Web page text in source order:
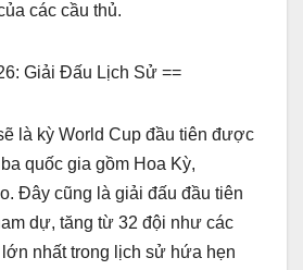
các cầu thủ.
Giải Đấu Lịch Sử ==
là kỳ World Cup đầu tiên được
quốc gia gồm Hoa Kỳ,
Đây cũng là giải đấu đầu tiên
dự, tăng từ 32 đội như các
nhất trong lịch sử hứa hẹn